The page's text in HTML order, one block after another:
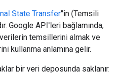
State Transfer"in (Temsili
Google API'leri bağlamında,
temsillerini almak ve
kullanma anlamına gelir.
bir veri deposunda saklanır.